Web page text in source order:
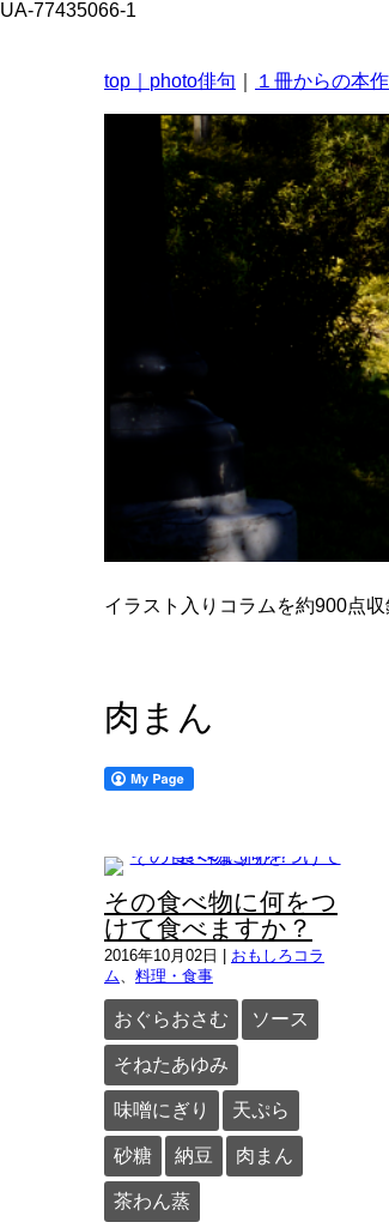
UA-77435066-1
top｜ photo俳句 １冊からの本作
イラスト入りコラムを約900点収
肉まん
その食べ物に何をつ
けて食べますか？
2016年10月02日
おもしろコラ
ム、 料理・食事
おぐらおさむ ソース
そねたあゆみ
味噌にぎり 天ぷら
砂糖 納豆 肉まん
茶わん蒸